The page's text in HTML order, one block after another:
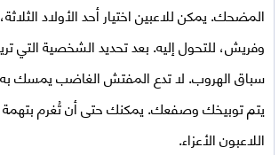
المضحك. يمكن للاعبين اختيار أحد الأولاد
وفريش، للتحول إليه. بعد تحديد الشخصية التي
سباق الهروب. لا تدع المفتش الغاضب يمسك به
يتم توبيخك وصفعك. يمكنك حتى أن تُغرم بتهمة
اللاعبون الأعزاء.